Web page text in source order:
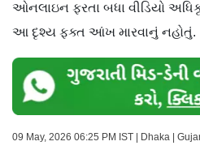
ઓનલાઇન ફરતા બધા વીડિયો
આ દૃશ્ય ફક્ત આંખ મારવાનું નહોતું.
09 May, 2026 06:25 PM IST | Dhaka |